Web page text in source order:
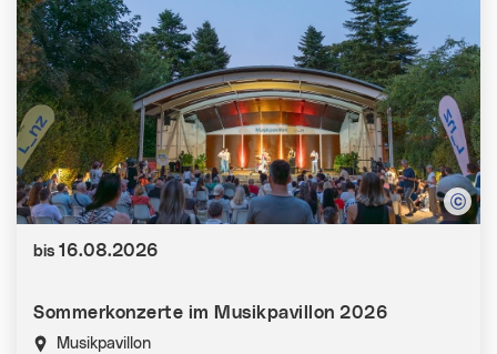
Sommerkonzerte im Musikpavillon 2026
Musikpavillon
Datum:
bis 16.08.2026